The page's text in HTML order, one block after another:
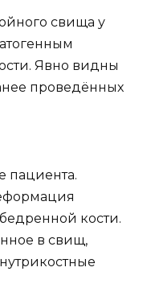
свища у
Явно видны
проведённых
пациента.
кости.
в свищ,